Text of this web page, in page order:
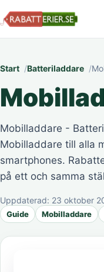
Start Batteriladdare
Mobilladdare -
Mobilladdare till alla
smartphones.
på ett och samma
Uppdaterad: 23 oktober
Guide Mobilladdare